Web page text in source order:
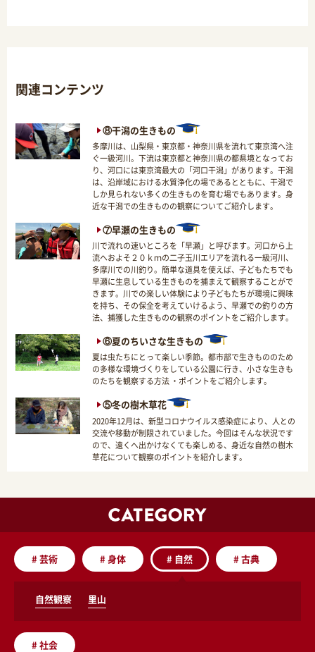
関連コンテンツ
⑧干潟の生きもの
多摩川は、山梨県・東京都・神奈川県を流れて東京湾へ注
ぐ一級河川。下流は東京都と神奈川県の都県境となってお
り、河口には東京湾最大の「河口干潟」があります。干潟
は、沿岸域における水質浄化の場であるとともに、干潟で
しか見られない多くの生きものを育む場でもあります。身
近な干潟での生きものの観察についてご紹介します。
⑦早瀬の生きもの
川で流れの速いところを「早瀬」と呼びます。河口から上
流へおよそ２０ｋｍの二子玉川エリアを流れる一級河川、
多摩川での川釣り。簡単な道具を使えば、子どもたちでも
早瀬に生息している生きものを捕まえて観察することがで
きます。川での楽しい体験により子どもたちが環境に興味
を持ち、その保全を考えていけるよう、早瀬での釣りの方
法、捕獲した生きものの観察のポイントをご紹介します。
⑥夏のちいさな生きもの
夏は虫たちにとって楽しい季節。都市部で生きもののため
の多様な環境づくりをしている公園に行き、小さな生きも
のたちを観察する方法 ・ポイントをご紹介します。
⑤冬の樹木草花
2020年12月は、新型コロナウイルス感染症により、人との
交流や移動が制限されていました。今回はそんな状況です
ので、遠くへ出かけなくても楽しめる、身近な自然の樹木
草花について観察のポイントを紹介します。
#芸術 #身体 # 自然
自然観察 里山
#古典
#社会